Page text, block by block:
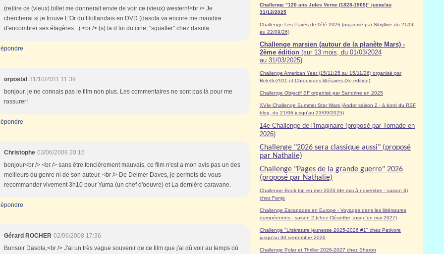
(re)lire ce (vieux) billet me donnerait envie de voir ce (vieux) western!<br /> Je
chercherai si je trouve L'Or du Hollandais en DVD (dasola va encore me maudire
d'encombrer ses étagères...).<br /> (s) ta d loi du cine, "squatter" chez dasola
orpostal 31/10/2011 11:39
bonjour, je ne connais pas le film non plus. Les commentaires ne sont pas là pour me
rassurer!
Christophe 03/06/2008 20:16
bonjour<br /> <br /> sans être foncièrement mauvais, ce film n'est a mon avis pas un des
meilleurs du genre ni de son auteur. <br /> De Delmer Daves, je permets de vous
recommander vivement 3h10 pour Yuma (un chef d'oeuvre) et La dernière caravane.
Gérard ROCHER 02/06/2008 17:36
Bonsoir Dasola,<br /> J'ai un très vague souvenir de ce film que j'ai dû voir au temps où
Challenge "120 ans Jules Verne (1828-1905)" jusqu'au
31/12/2025
Challenge Les Pavés de l'été 2026 (organisé par Sibylline du 21/06
au 22/09/26)
Challenge marsien (autour de la planète Mars) -
2ème édition (sur 13 mois, du 01/03/2024
au 31/03/2025)
Challenge American Year (15/11/25 au 15/11/26) organisé par
Belette2911 et Chroniques littéraires (3e édition)
Challenge Objectif SF organisé par Sandrine en 2025
XVIe Challenge Summer Star Wars (Andor saison 2 - à bord du RSF
blog, du 21/06 jusqu'au 23/09/2025)
14e Challenge de l'Imaginaire (proposé par Tornade en
2026)
Challenge "2026 sera classique aussi" (proposé
par Nathalie)
Challenge "Pages de la grande guerre" 2026
(proposé par Nathalie)
Challenge Book trip en mer 2026 (de mai à novembre - saison 3)
chez Fanja
Challenge Escapades en Europe - Voyages dans les littératures
européennes - saison 2 (chez Cléanthe, jusqu'en mai 2027)
Challenge "Littérature jeunesse 2025-2026 #1" chez Pativore
jusqu'au 30 septembre 2026
Challenge Polar et Thriller 2026-2027 chez Sharon